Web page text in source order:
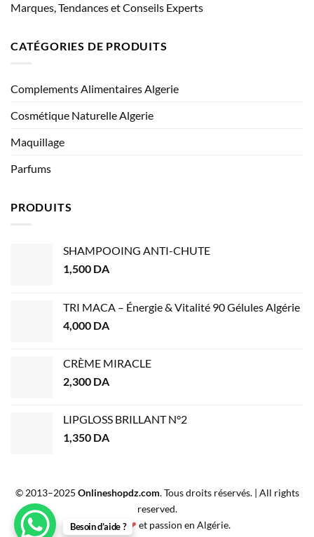
Marques, Tendances et Conseils Experts
CATÉGORIES DE PRODUITS
Complements Alimentaires Algerie
Cosmétique Naturelle Algerie
Maquillage
Parfums
PRODUITS
SHAMPOOING ANTI-CHUTE
1,500 DA
TRI MACA – Énergie & Vitalité 90 Gélules Algérie
4,000 DA
CRÈME MIRACLE
2,300 DA
LIPGLOSS BRILLANT N°2
1,350 DA
© 2013–2025 Onlineshopdz.com. Tous droits réservés. | All rights
reserved.
Créé avec ❤ et passion en Algérie.
Besoin d’aide ?